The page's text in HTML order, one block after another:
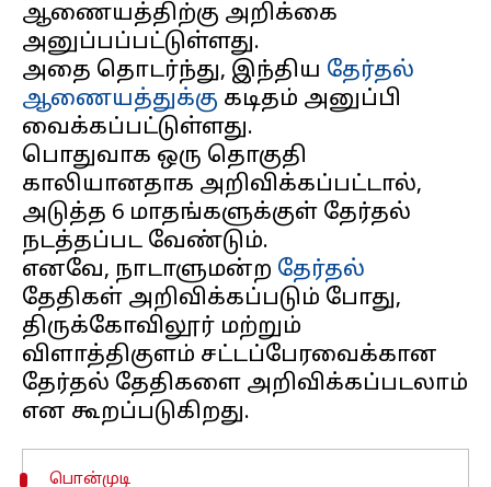
ஆணையத்திற்கு அறிக்கை
அனுப்பப்பட்டுள்ளது.
அதை தொடர்ந்து, இந்திய தேர்தல்
ஆணையத்துக்கு கடிதம் அனுப்பி
வைக்கப்பட்டுள்ளது.
பொதுவாக ஒரு தொகுதி
காலியானதாக அறிவிக்கப்பட்டால்,
அடுத்த 6 மாதங்களுக்குள் தேர்தல்
நடத்தப்பட வேண்டும்.
எனவே, நாடாளுமன்ற தேர்தல்
தேதிகள் அறிவிக்கப்படும் போது,
திருக்கோவிலூர் மற்றும்
விளாத்திகுளம் சட்டப்பேரவைக்கான
தேர்தல் தேதிகளை அறிவிக்கப்படலாம்
பொன்முடி